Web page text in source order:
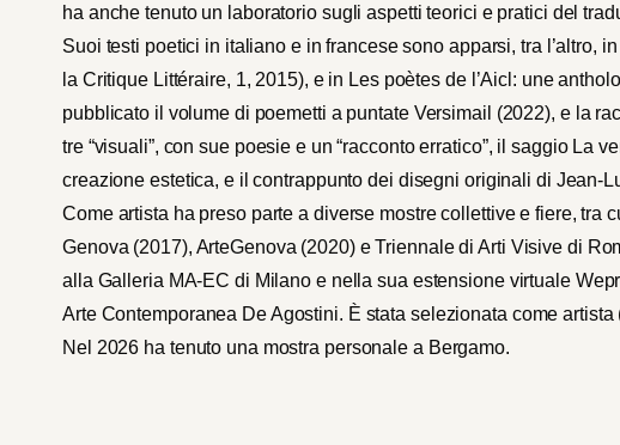
ha anche tenuto un laboratorio sugli aspetti teorici e pratici del
Suoi testi poetici in italiano e in francese sono apparsi, tra l’altro,
la Critique Littéraire, 1, 2015), e in Les poètes de l’Aicl: une
pubblicato il volume di poemetti a puntate Versimail (2022), e la
tre “visuali”, con sue poesie e un “racconto erratico”, il saggio La
creazione estetica, e il contrappunto dei disegni originali di Jean-
Come artista ha preso parte a diverse mostre collettive e fiere, tra
Genova (2017), ArteGenova (2020) e Triennale di Arti Visive di
alla Galleria MA-EC di Milano e nella sua estensione virtuale
Arte Contemporanea De Agostini. È stata selezionata come
Nel 2026 ha tenuto una mostra personale a Bergamo.